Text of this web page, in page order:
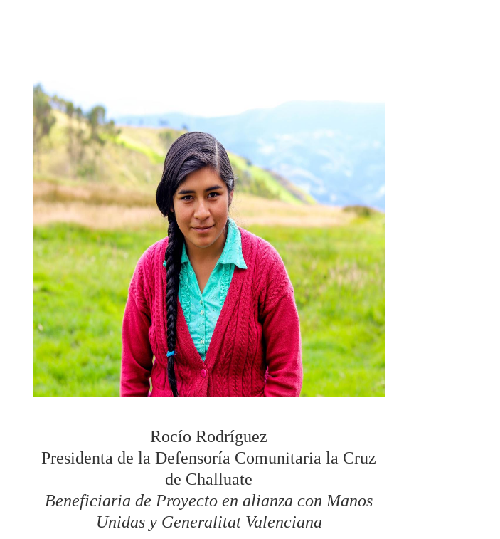
Rocío Rodríguez
Presidenta de la Defensoría Comunitaria la Cruz
de Challuate
Beneficiaria de Proyecto en alianza con Manos
Unidas y Generalitat Valenciana